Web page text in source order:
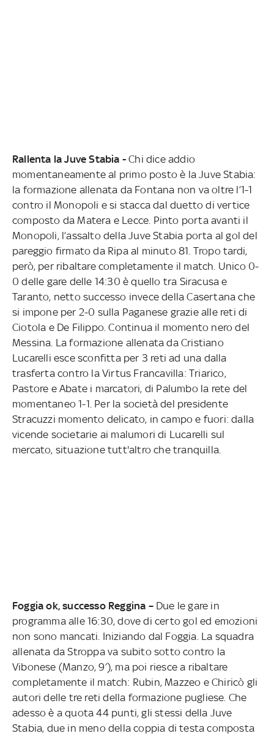
Rallenta la Juve Stabia - Chi dice addio
momentaneamente al primo posto è la Juve Stabia:
la formazione allenata da Fontana non va oltre l’1-1
contro il Monopoli e si stacca dal duetto di vertice
composto da Matera e Lecce. Pinto porta avanti il
Monopoli, l’assalto della Juve Stabia porta al gol del
pareggio firmato da Ripa al minuto 81. Tropo tardi,
però, per ribaltare completamente il match. Unico 0-
0 delle gare delle 14:30 è quello tra Siracusa e
Taranto, netto successo invece della Casertana che
si impone per 2-0 sulla Paganese grazie alle reti di
Ciotola e De Filippo. Continua il momento nero del
Messina. La formazione allenata da Cristiano
Lucarelli esce sconfitta per 3 reti ad una dalla
trasferta contro la Virtus Francavilla: Triarico,
Pastore e Abate i marcatori, di Palumbo la rete del
momentaneo 1-1. Per la società del presidente
Stracuzzi momento delicato, in campo e fuori: dalla
vicende societarie ai malumori di Lucarelli sul
mercato, situazione tutt'altro che tranquilla.
Foggia ok, successo Reggina –Due le gare in
programma alle 16:30, dove di certo gol ed emozioni
non sono mancati. Iniziando dal Foggia. La squadra
allenata da Stroppa va subito sotto contro la
Vibonese (Manzo, 9’), ma poi riesce a ribaltare
completamente il match: Rubin, Mazzeo e Chiricò gli
autori delle tre reti della formazione pugliese. Che
adesso è a quota 44 punti, gli stessi della Juve
Stabia, due in meno della coppia di testa composta